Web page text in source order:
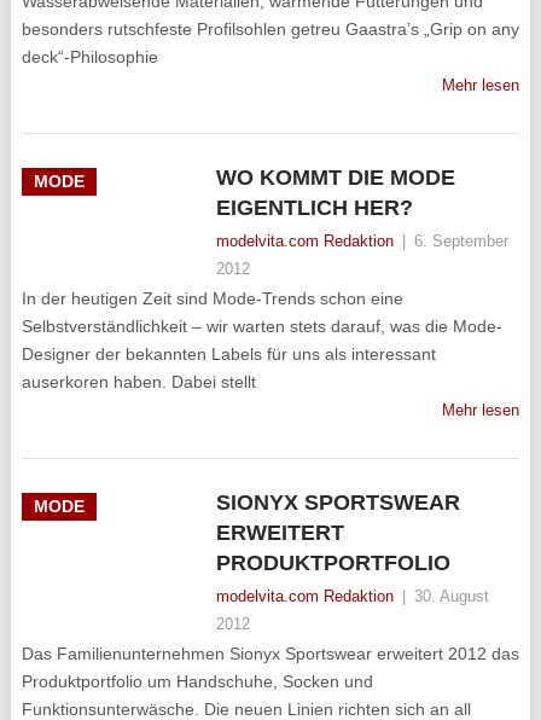
besonders rutschfeste Profilsohlen getreu Gaastra’s „Grip on any
deck“-Philosophie
Mehr lesen
MODE
WO KOMMT DIE MODE
EIGENTLICH HER?
modelvita.com Redaktion
6. September
2012
In der heutigen Zeit sind Mode-Trends schon eine
Selbstverständlichkeit – wir warten stets darauf, was die Mode-
Designer der bekannten Labels für uns als interessant
auserkoren haben. Dabei stellt
Mehr lesen
MODE
SIONYX SPORTSWEAR
ERWEITERT
PRODUKTPORTFOLIO
modelvita.com Redaktion
30. August
2012
Das Familienunternehmen Sionyx Sportswear erweitert 2012 das
Produktportfolio um Handschuhe, Socken und
Funktionsunterwäsche. Die neuen Linien richten sich an all